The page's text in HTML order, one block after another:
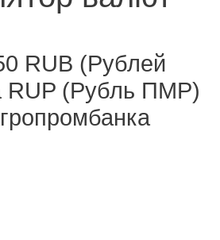
RUB (Рублей
RUP (Рубль ПМР)